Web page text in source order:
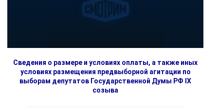
Сведения о размере и условиях оплаты, а также иных
условиях размещения предвыборной агитации по
выборам депутатов Государственной Думы РФ IX
созыва